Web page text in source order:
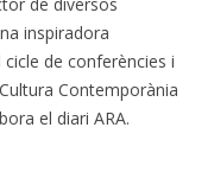
inspiradora
cicle de conferències i
Contemporània
el diari ARA.